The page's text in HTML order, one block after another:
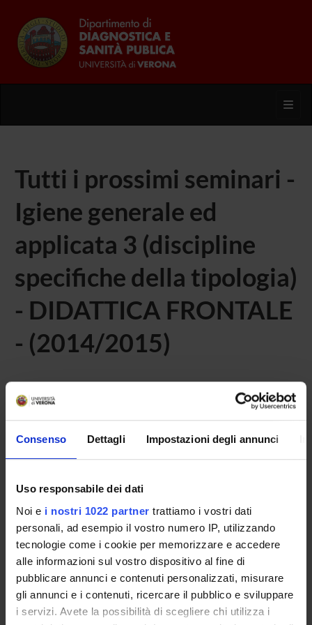
Consenso Dettagli Impostazioni degli annunci
Uso responsabile dei dati
Noi e i nostri 1022 partner trattiamo i vostri dati
personali, ad esempio il vostro numero IP, utilizzando
tecnologie come i cookie per memorizzare e accedere
alle informazioni sul vostro dispositivo al fine di
pubblicare annunci e contenuti personalizzati, misurare
gli annunci e i contenuti, ricercare il pubblico e sviluppare
i servizi. Avete la possibilità di scegliere chi utilizza i
Tutti i prossimi seminari -
Igiene generale ed
applicata 3 (discipline
specifiche della tipologia)
- DIDATTICA FRONTALE
- (2014/2015)
Home
Non è stato trovato alcun seminario relativo
OFFERTA FORMATIVA
CORSI DI STUDIO
DOTTORATI, MASTER E FORMAZIONE SUPERIORE